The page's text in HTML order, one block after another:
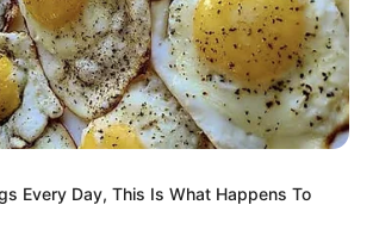
Every Day, This Is What Happens To